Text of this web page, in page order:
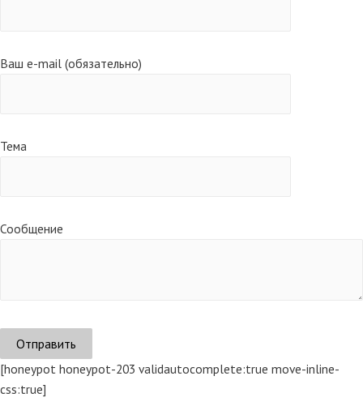
Ваш e-mail (обязательно)
Тема
Сообщение
[honeypot honeypot-203 validautocomplete:true move-inline-
css:true]